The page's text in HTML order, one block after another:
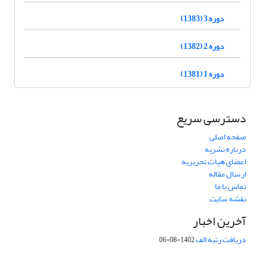
دوره 3 (1383)
دوره 2 (1382)
دوره 1 (1381)
دسترسی سریع
صفحه اصلی
درباره نشریه
اعضای هیات تحریریه
ارسال مقاله
تماس با ما
نقشه سایت
آخرین اخبار
دریافت رتبه الف1402-08-06